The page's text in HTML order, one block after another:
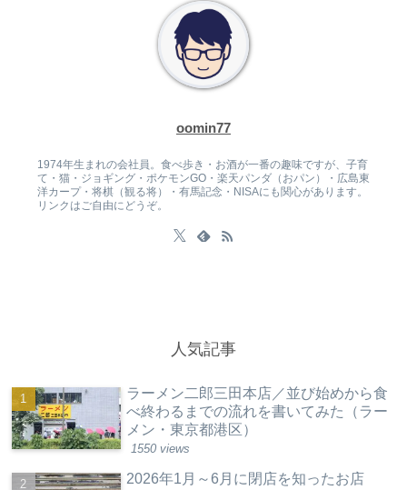
oomin77
1974年生まれの会社員。食べ歩き・お酒が一番の趣味ですが、子育
て・猫・ジョギング・ポケモンGO・楽天パンダ（おパン）・広島東
洋カープ・将棋（観る将）・有馬記念・NISAにも関心があります。
リンクはご自由にどうぞ。
人気記事
ラーメン二郎三田本店／並び始めから食
べ終わるまでの流れを書いてみた（ラー
メン・東京都港区）
1550 views
2026年1月～6月に閉店を知ったお店